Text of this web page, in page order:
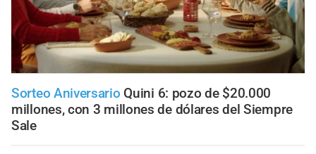
Sorteo Aniversario Quini 6: pozo de $20.000
millones, con 3 millones de dólares del Siempre
Sale